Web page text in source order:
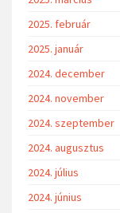
2025. február
2025. január
2024. december
2024. november
2024. szeptember
2024. augusztus
2024. július
2024. június